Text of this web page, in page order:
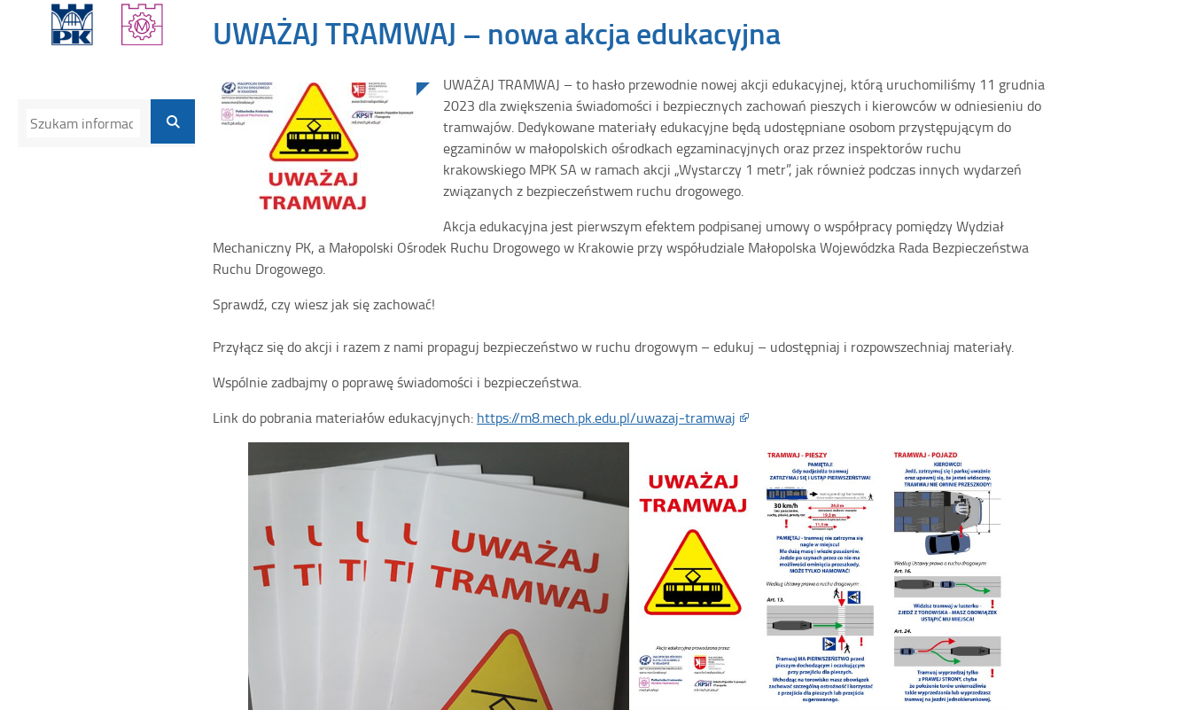
UWAŻAJ TRAMWAJ – nowa akcja edukacyjna
UWAŻAJ TRAMWAJ – to hasło przewodnie nowej akcji edukacyjnej, którą uruchomiliśmy 11 grudnia
2023 dla zwiększenia świadomości i bezpiecznych zachowań pieszych i kierowców w odniesieniu do
tramwajów. Dedykowane materiały edukacyjne będą udostępniane osobom przystępującym do
egzaminów w małopolskich ośrodkach egzaminacyjnych oraz przez inspektorów ruchu
krakowskiego MPK SA w ramach akcji „Wystarczy 1 metr”, jak również podczas innych wydarzeń
związanych z bezpieczeństwem ruchu drogowego.
Akcja edukacyjna jest pierwszym efektem podpisanej umowy o współpracy pomiędzy Wydział
Mechaniczny PK, a Małopolski Ośrodek Ruchu Drogowego w Krakowie przy współudziale Małopolska Wojewódzka Rada Bezpieczeństwa
Ruchu Drogowego.
Sprawdź, czy wiesz jak się zachować!
Przyłącz się do akcji i razem z nami propaguj bezpieczeństwo w ruchu drogowym – edukuj – udostępniaj i rozpowszechniaj materiały.
Wspólnie zadbajmy o poprawę świadomości i bezpieczeństwa.
Link do pobrania materiałów edukacyjnych: https://m8.mech.pk.edu.pl/uwazaj-tramwaj